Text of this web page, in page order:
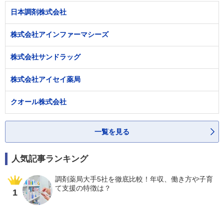
日本調剤株式会社
株式会社アインファーマシーズ
株式会社サンドラッグ
株式会社アイセイ薬局
クオール株式会社
一覧を見る
人気記事ランキング
1
調剤薬局大手5社を徹底比較！年収、働き方や子育
て支援の特徴は？